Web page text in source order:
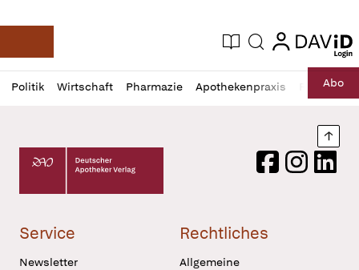
Deutsche Apotheker Zeitung
Aktuelle Ausgabe
Suche login
login
Politik Wirtschaft Pharmazie Apothekenpraxis RechtAbo
Profil
öffnen
Daz
Pur
Deutscher Apotheker Verlag Logo
FacebookInstagram
Service
Newsletter
Rechtliches
Allgemeine